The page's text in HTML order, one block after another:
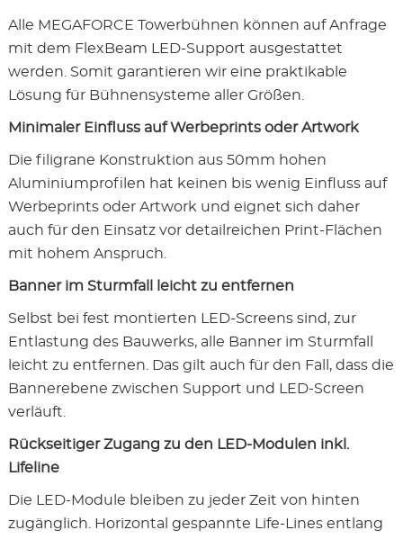
Alle MEGAFORCE Towerbühnen können auf Anfrage
mit dem FlexBeam LED-Support ausgestattet
werden. Somit garantieren wir eine praktikable
Lösung für Bühnensysteme aller Größen.
Minimaler Einfluss auf Werbeprints oder Artwork
Die filigrane Konstruktion aus 50mm hohen
Aluminiumprofilen hat keinen bis wenig Einfluss auf
Werbeprints oder Artwork und eignet sich daher
auch für den Einsatz vor detailreichen Print-Flächen
mit hohem Anspruch.
Banner im Sturmfall leicht zu entfernen
Selbst bei fest montierten LED-Screens sind, zur
Entlastung des Bauwerks, alle Banner im Sturmfall
leicht zu entfernen. Das gilt auch für den Fall, dass die
Bannerebene zwischen Support und LED-Screen
verläuft.
Rückseitiger Zugang zu den LED-Modulen inkl.
Lifeline
Die LED-Module bleiben zu jeder Zeit von hinten
zugänglich. Horizontal gespannte Life-Lines entlang